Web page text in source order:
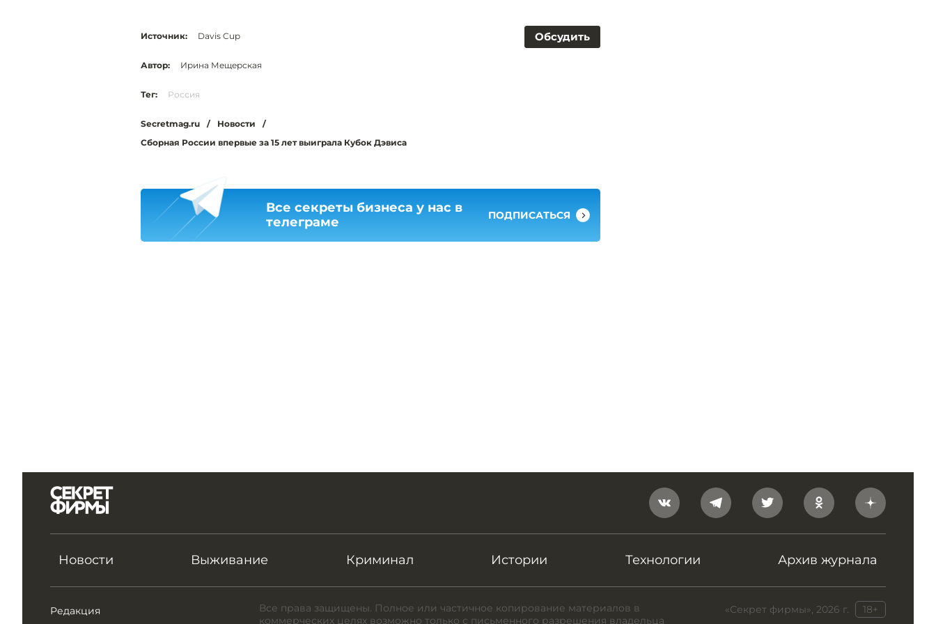
Обсудить
Источник: Davis Cup
Автор: Ирина Мещерская
Тег: Россия
Secretmag.ru / Новости
/
Сборная России впервые за 15 лет выиграла Кубок Дэвиса
Все секреты бизнеса у нас в
телеграме
ПОДПИСАТЬСЯ
Новости Выживание Криминал Истории Технологии Архив журнала
Редакция «Секрет фирмы», 2026 г. 18+
Все права защищены. Полное или частичное копирование материалов в
коммерческих целях возможно только с письменного разрешения владельца